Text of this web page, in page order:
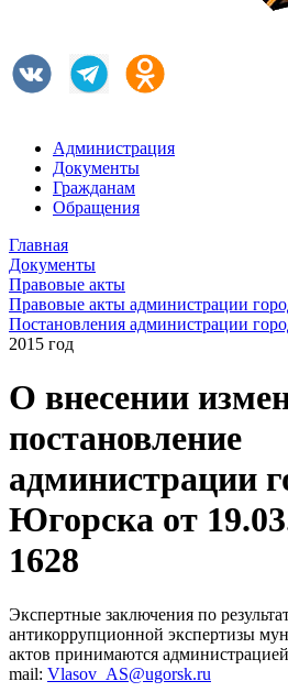
Администрация
Документы
Гражданам
Обращения
Главная
Документы
Правовые акты
Правовые акты администрации
Постановления администрации
2015 год
О внесении
постановление
администрации
Югорска от
1628
Экспертные заключения по
антикоррупционной экспертизы
актов принимаются
mail: Vlasov_AS@ugorsk.ru